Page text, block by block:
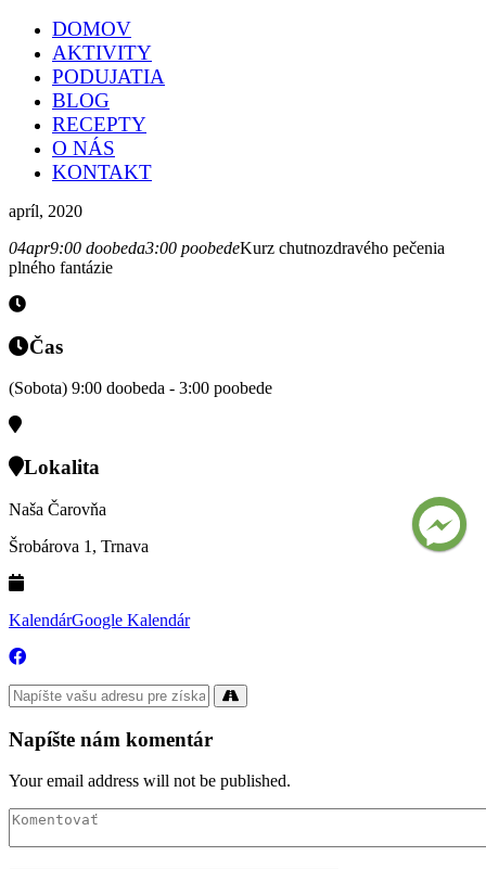
DOMOV
AKTIVITY
PODUJATIA
BLOG
RECEPTY
O NÁS
KONTAKT
apríl, 2020
04apr9:00 doobeda3:00 poobedeKurz chutnozdravého pečenia
plného fantázie
Čas
(Sobota) 9:00 doobeda - 3:00 poobede
Lokalita
Naša Čarovňa
Šrobárova 1, Trnava
KalendárGoogle Kalendár
Napíšte nám komentár
Your email address will not be published.